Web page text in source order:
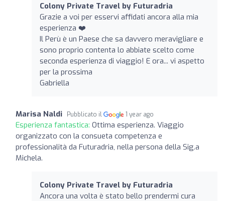
Colony Private Travel by Futuradria
Grazie a voi per esservi affidati ancora alla mia
esperienza ❤️
Il Perù è un Paese che sa davvero meravigliare e
sono proprio contenta lo abbiate scelto come
seconda esperienza di viaggio! E ora... vi aspetto
per la prossima
Gabriella
Marisa Naldi Pubblicato il 1 year ago
Esperienza fantastica: Ottima esperienza. Viaggio
organizzato con la consueta competenza e
professionalità da Futuradria, nella persona della Sig.a
Michela.
Colony Private Travel by Futuradria
Ancora una volta è stato bello prendermi cura